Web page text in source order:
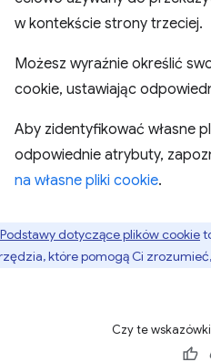
w kontekście strony trzeciej.
Możesz wyraźnie określić
cookie, ustawiając
Aby zidentyfikować własne
odpowiednie atrybuty,
na własne pliki cookie.
Podstawy dotyczące plików cookie
które pomogą Ci
Czy te